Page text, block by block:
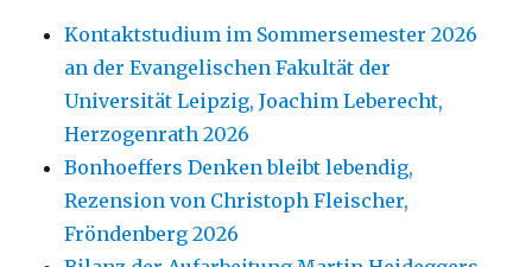
Kontaktstudium im Sommersemester 2026
an der Evangelischen Fakultät der
Universität Leipzig, Joachim Leberecht,
Herzogenrath 2026
Bonhoeffers Denken bleibt lebendig,
Rezension von Christoph Fleischer,
Fröndenberg 2026